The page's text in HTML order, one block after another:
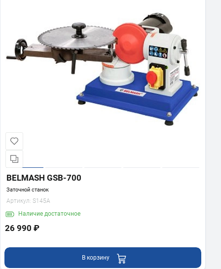
BELMASH GSB-700
Заточной станок
Артикул: S145A
Наличие достаточное
26 990 ₽
В корзину